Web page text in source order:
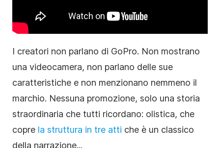
I creatori non parlano di GoPro. Non mostrano
una videocamera, non parlano delle sue
caratteristiche e non menzionano nemmeno il
marchio. Nessuna promozione, solo una storia
straordinaria che tutti ricordano: olistica, che
copre la struttura in tre atti che è un classico
della narrazione...